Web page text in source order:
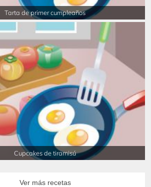
Tarta de primer cumpleaños
Cupcakes de tiramisú
Ver más recetas